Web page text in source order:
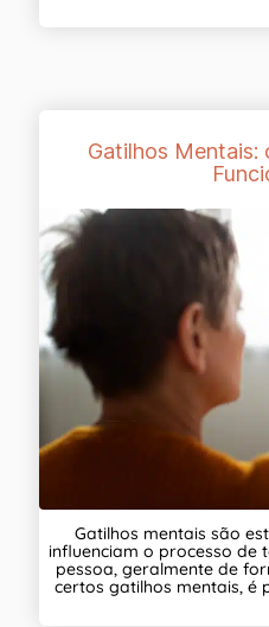
Gatilhos Mentais:
Gatilhos mentais são
influenciam o processo de
pessoa, geralmente de
certos gatilhos mentais, é